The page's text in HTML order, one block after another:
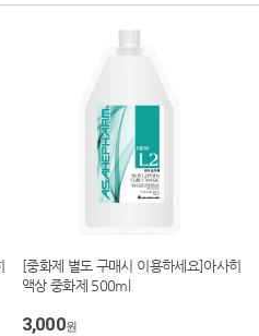
[중화제 별도 구매시 이용하세요]아사히
액상 중화제 500ml
3,000원